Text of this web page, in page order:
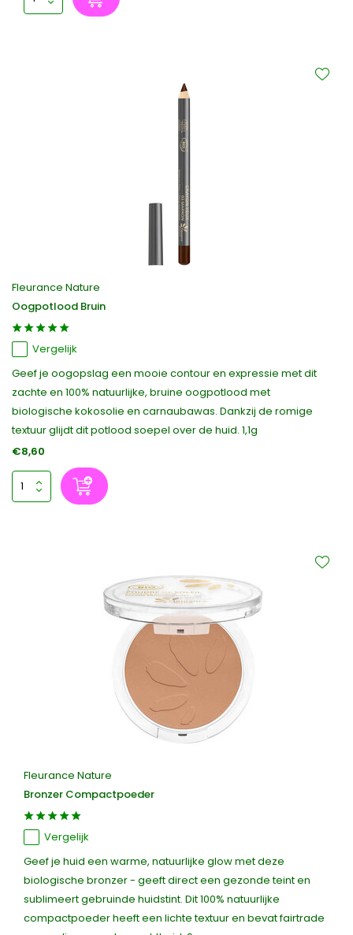
Fleurance Nature
Oogpotlood Bruin
Vergelijk
Geef je oogopslag een mooie contour en expressie met dit
zachte en 100% natuurlijke, bruine oogpotlood met
biologische kokosolie en carnaubawas. Dankzij de romige
textuur glijdt dit potlood soepel over de huid. 1,1g
€8,60
Fleurance Nature
Bronzer Compactpoeder
Vergelijk
Geef je huid een warme, natuurlijke glow met deze
biologische bronzer - geeft direct een gezonde teint en
sublimeert gebruinde huidstint. Dit 100% natuurlijke
compactpoeder heeft een lichte textuur en bevat fairtrade